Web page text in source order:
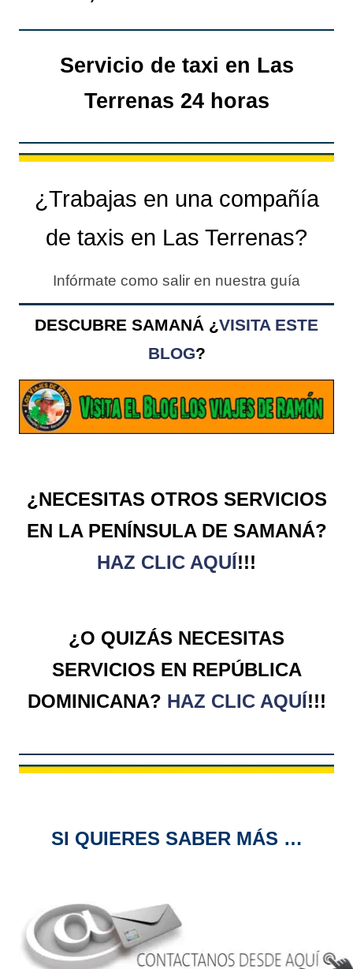
Servicio de taxi en Las
Terrenas 24 horas
¿Trabajas en una compañía
de taxis en Las Terrenas?
Infórmate como salir en nuestra guía
DESCUBRE SAMANÁ ¿VISITA ESTE
BLOG?
¿NECESITAS OTROS SERVICIOS
EN LA PENÍNSULA DE SAMANÁ?
HAZ CLIC AQUÍ!!!
¿O QUIZÁS NECESITAS
SERVICIOS EN REPÚBLICA
DOMINICANA? HAZ CLIC AQUÍ!!!
SI QUIERES SABER MÁS …